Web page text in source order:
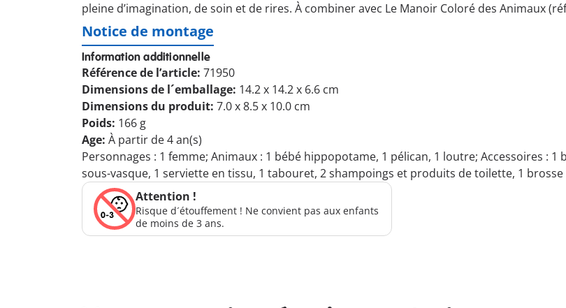
pleine d’imagination, de soin et de rires. À combiner avec Le Manoir Coloré des Animaux
Notice de montage
Information additionnelle
Référence de l’article: 71950
Dimensions de l´emballage: 14.2 x 14.2 x 6.6 cm
Dimensions du produit: 7.0 x 8.5 x 10.0 cm
Poids: 166 g
Age: À partir de 4 an(s)
Personnages : 1 femme; Animaux : 1 bébé hippopotame, 1 pélican, 1 loutre; Accessoires :
sous-vasque, 1 serviette en tissu, 1 tabouret, 2 shampoings et produits de toilette, 1
Attention !
Risque d´étouffement ! Ne convient pas aux enfants
de moins de 3 ans.